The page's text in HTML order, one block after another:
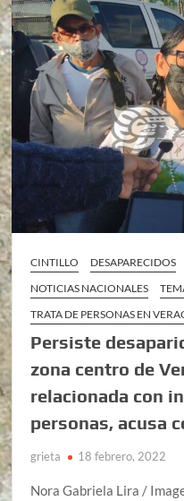
CINTILLO DESAPARECIDOS
NOTICIAS NACIONALES
TRATA DE PERSONAS EN
Persiste
zona centro de
relacionada con
personas, acusa
grieta 18 febrero, 2022
Nora Gabriela Lira /